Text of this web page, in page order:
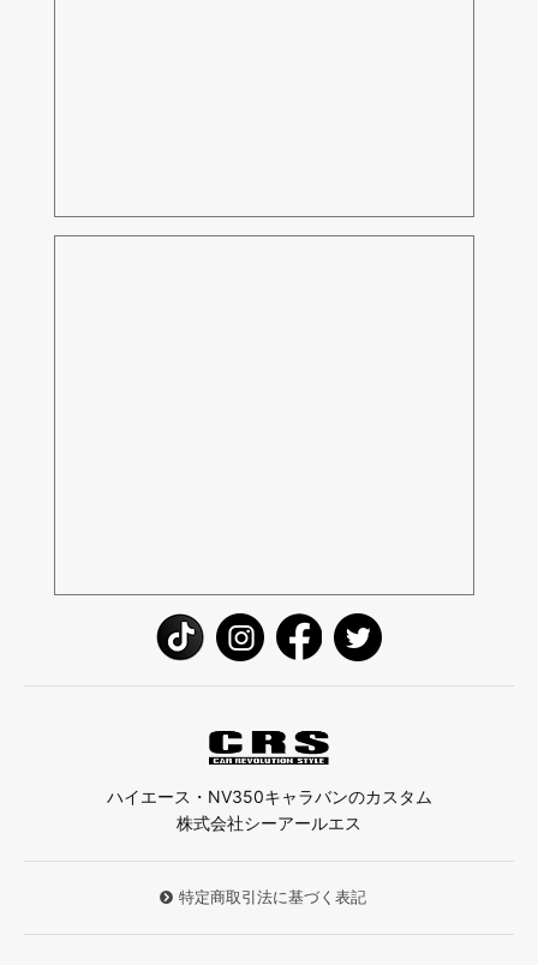
ハイエース・NV350キャラバンのカスタム
株式会社シーアールエス
特定商取引法に基づく表記